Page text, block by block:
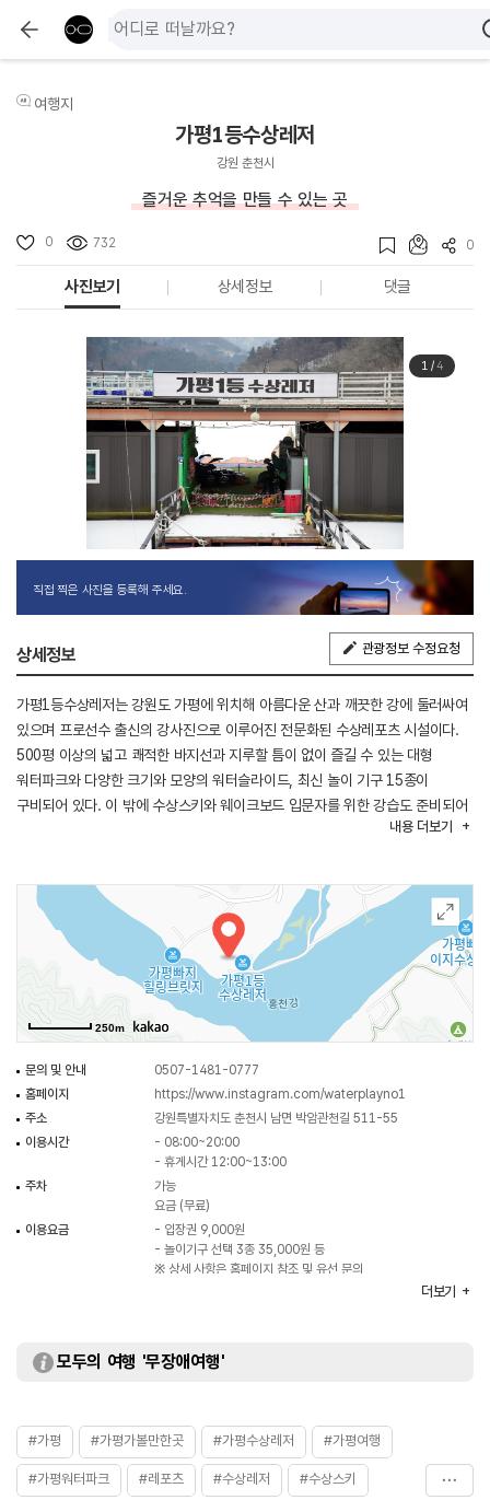
여행지
가평1등수상레저
강원 춘천시
즐거운 추억을 만들 수 있는 곳
0 732 0
사진보기 상세정보 댓글
1/4
직접 찍은 사진을 등록해 주세요.
상세정보 관광정보 수정요청
가평1등수상레저는 강원도 가평에 위치해 아름다운 산과 깨끗한 강에 둘러싸여
있으며 프로선수 출신의 강사진으로 이루어진 전문화된 수상레포츠 시설이다.
500평 이상의 넓고 쾌적한 바지선과 지루할 틈이 없이 즐길 수 있는 대형
워터파크와 다양한 크기와 모양의 워터슬라이드, 최신 놀이 기구 15종이
구비되어 있다. 이 밖에 수상스키와 웨이크보드 입문자를 위한 강습도 준비되어
내용 더보기
250m
문의 및 안내
0507-1481-0777
홈페이지
https://www.instagram.com/waterplayno1
주소
강원특별자치도 춘천시 남면 박암관천길 511-55
이용시간
- 08:00~20:00
- 휴게시간 12:00~13:00
주차
가능
요금 (무료)
이용요금
- 입장권 9,000원
- 놀이기구 선택 3종 35,000원 등
※ 상세 사항은 홈페이지 참조 및 유선 문의
더보기
모두의 여행 '무장애여행'
#가평 #가평가볼만한곳 #가평수상레저 #가평여행
#가평워터파크 #레포츠 #수상레저 #수상스키